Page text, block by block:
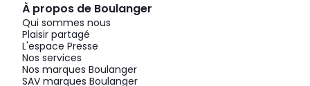
À propos de Boulanger
Qui sommes nous
Plaisir partagé
L'espace Presse
Nos services
Nos marques Boulanger
SAV marques Boulanger